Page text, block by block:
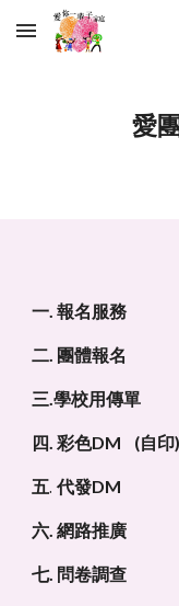
Skip to main content
愛
一. 報名服務
二. 團體報名
三.學校用傳單
四. 彩色DM    (自印)
五. 代發DM
六. 網路推廣
七. 問卷調查